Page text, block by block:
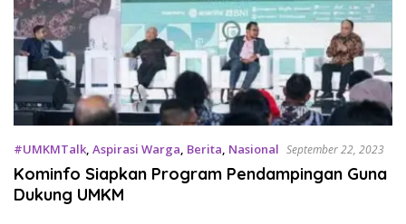
#UMKMTalk, Aspirasi Warga, Berita, Nasional September 22, 2023
Kominfo Siapkan Program Pendampingan Guna
Dukung UMKM